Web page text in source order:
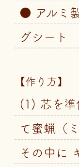
● アルミ
グシート
【作り方】
(1) 芯を準
て蜜蝋（
その中に